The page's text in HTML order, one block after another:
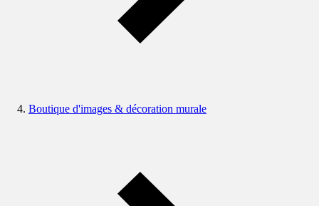
Boutique d'images & décoration murale